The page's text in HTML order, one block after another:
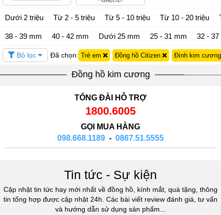
Dưới 2 triệu Từ 2 - 5 triệu Từ 5 - 10 triệu Từ 10 - 20 triệu
38 - 39 mm 40 - 42 mm Dưới 25 mm 25 - 31 mm 32 -
Bộ lọc Đã chọn: Trẻ em Đồng hồ Citizen Đính kim
Đồng hồ kim cương
TỔNG ĐÀI HỖ TRỢ
1800.6005
GỌI MUA HÀNG
098.668.1189 - 0867.51.5555
Tin tức - Sự kiện
Cập nhật tin tức hay mới nhất về đồng hồ, kính mắt, quà tặng, thông
tin tổng hợp được cập nhật 24h. Các bài viết review đánh giá, tư vấn
và hướng dẫn sử dụng sản phẩm...